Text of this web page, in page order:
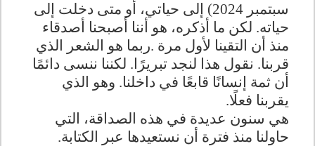
سبتمبر 2024) إلى حياتي، أو متى دخلت إلى
حياته. لكن ما أذكره، هو أننا أصبحنا أصدقاء
منذ أن التقينا لأول مرة .ربما هو الشعر الذي
قربنا. نقول هذا لنجد تبريرًا. لكننا ننسى دائمًا
أن ثمة إنسانًا قابعًا في داخلنا. وهو الذي
يقربنا فعلًا.
هي سنون عديدة في هذه الصداقة، التي
حاولنا منذ فترة أن نستعيدها عبر الكتابة.